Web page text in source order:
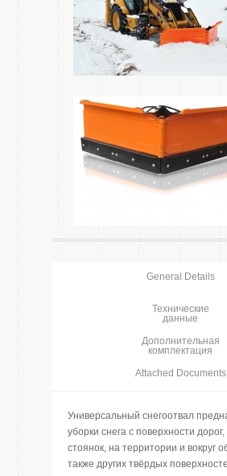
General Details
Технические
данные
Дополнительная
комплектация
Attached Documents
Универсальный снегоотвал
уборки снега с поверхности
стоянок, на территории и вокруг
также других твёрдых